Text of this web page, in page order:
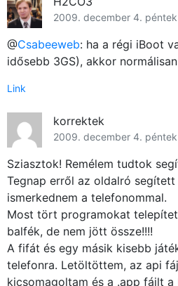
2009. december 4.
@Csabeeweb: ha a régi iBoot
idősebb 3GS), akkor
Link
korrektek
2009. december 4.
Sziasztok! Remélem tudtok
Tegnap erről az oldalró
ismerkednem a telefonommal.
Most tört programokat
balfék, de nem jött össze!!!!
A fifát és egy másik kisebb
telefonra. Letöltöttem, az api
kicsomagoltam és a .app fájlt a